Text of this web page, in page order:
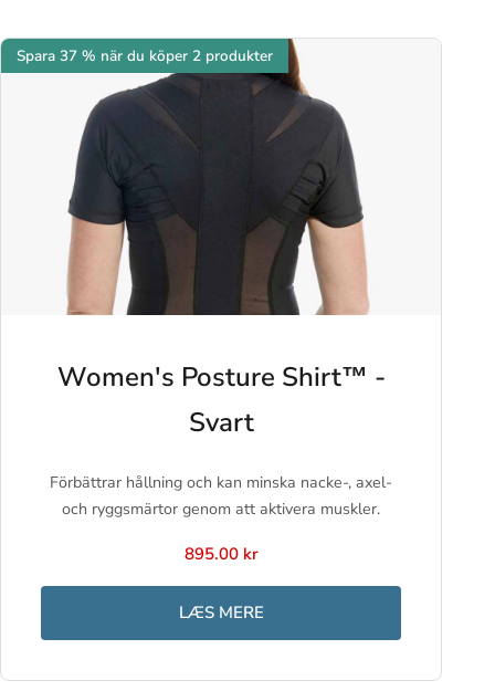
Spara 37 % när du köper 2 produkter
Women's Posture Shirt™ -
Svart
Förbättrar hållning och kan minska nacke-, axel-
och ryggsmärtor genom att aktivera muskler.
895.00 kr
LÆS MERE